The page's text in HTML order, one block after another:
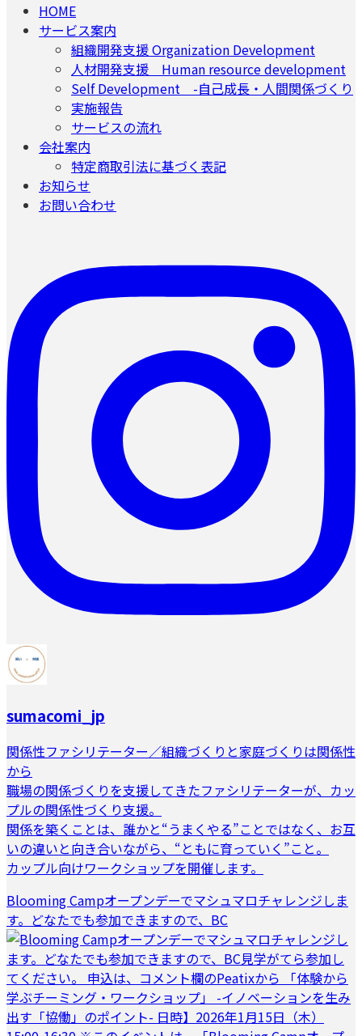
HOME
サービス案内
組織開発支援 Organization Development
人材開発支援 Human resource development
Self Development -自己成長・人間関係づくり
実施報告
サービスの流れ
会社案内
特定商取引法に基づく表記
お知らせ
お問い合わせ
sumacomi_jp
関係性ファシリテーター／組織づくりと家庭づくりは関係性
から
職場の関係づくりを支援してきたファシリテーターが、カッ
プルの関係性づくり支援。
関係を築くことは、誰かと“うまくやる”ことではなく、お互
いの違いと向き合いながら、“ともに育っていく”こと。
カップル向けワークショップを開催します。
Blooming Campオープンデーでマシュマロチャレンジしま
す。どなたでも参加できますので、BC